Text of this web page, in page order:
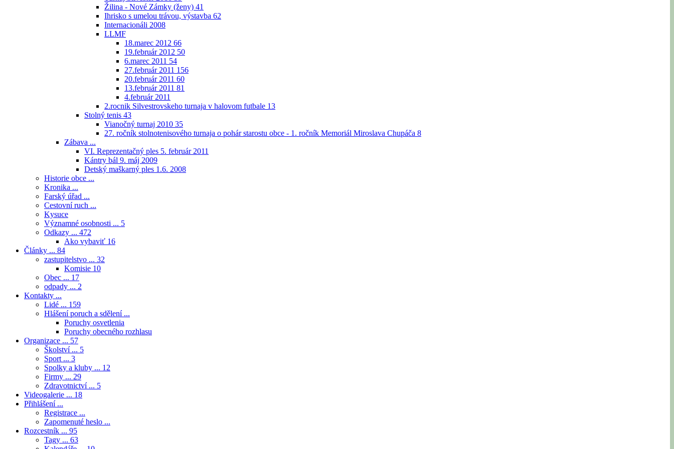
Žilina - Nové Zámky (ženy) 41
Ihrisko s umelou trávou, výstavba 62
Internacionáli 2008
LLMF
18.marec 2012 66
19.február 2012 50
6.marec 2011 54
27.február 2011 156
20.február 2011 60
13.február 2011 81
4.február 2011
2.rocnik Silvestrovskeho turnaja v halovom futbale 13
Stolný tenis 43
Vianočný turnaj 2010 35
27. ročník stolnotenisového turnaja o pohár starostu obce - 1. ročník Memoriál Miroslava Chupáča 8
Zábava ...
VI. Reprezentačný ples 5. február 2011
Kántry bál 9. máj 2009
Detský maškarný ples 1.6. 2008
Historie obce ...
Kronika ...
Farský úřad ...
Cestovní ruch ...
Kysuce
Významné osobnosti ... 5
Odkazy ... 472
Ako vybaviť 16
Články ... 84
zastupitelstvo ... 32
Komisie 10
Obec ... 17
odpady ... 2
Kontakty ...
Lidé ... 159
Hlášení poruch a sdělení ...
Poruchy osvetlenia
Poruchy obecného rozhlasu
Organizace ... 57
Školství ... 5
Sport ... 3
Spolky a kluby ... 12
Firmy ... 29
Zdravotnictví ... 5
Videogalerie ... 18
Přihlášení ...
Registrace ...
Zapomenuté heslo ...
Rozcestník ... 95
Tagy ... 63